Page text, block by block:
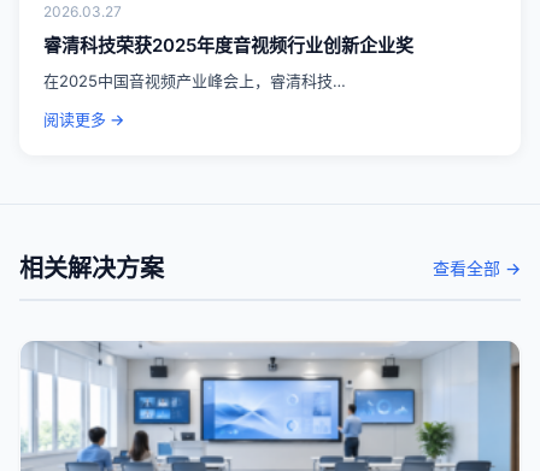
2026.03.27
睿清科技荣获2025年度音视频行业创新企业奖
在2025中国音视频产业峰会上，睿清科技…
阅读更多 →
相关解决方案 查看全部 →